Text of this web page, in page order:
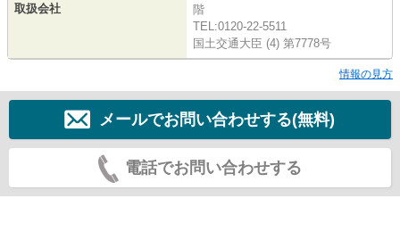
取扱会社
階
TEL:0120-22-5511
国土交通大臣 (4) 第7778号
情報の見方
メールでお問い合わせする(無料)
電話でお問い合わせする